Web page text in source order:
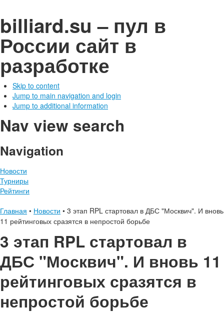
billiard.su – пул в
России сайт в
разработке
Skip to content
Jump to main navigation and login
Jump to additional information
Nav view search
Navigation
Новости
Турниры
Рейтинги
Главная • Новости • 3 этап RPL стартовал в ДБС "Москвич". И вновь
11 рейтинговых сразятся в непростой борьбе
3 этап RPL стартовал в
ДБС "Москвич". И вновь 11
рейтинговых сразятся в
непростой борьбе